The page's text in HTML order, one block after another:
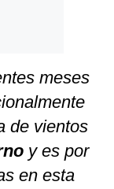
meses
de vientos
y es por
en esta